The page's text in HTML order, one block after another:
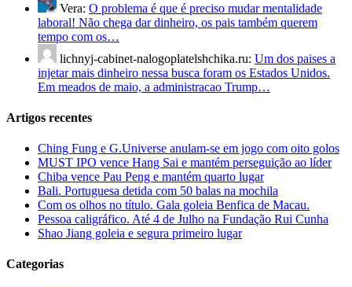
Vera: O problema é que é preciso mudar mentalidade
laboral! Não chega dar dinheiro, os pais também querem
tempo com os…
lichnyj-cabinet-nalogoplatelshchika.ru: Um dos paises a
injetar mais dinheiro nessa busca foram os Estados Unidos.
Em meados de maio, a administracao Trump…
Artigos recentes
Ching Fung e G.Universe anulam-se em jogo com oito golos
MUST IPO vence Hang Sai e mantém perseguição ao líder
Chiba vence Pau Peng e mantém quarto lugar
Bali. Portuguesa detida com 50 balas na mochila
Com os olhos no título. Gala goleia Benfica de Macau.
Pessoa caligráfico. Até 4 de Julho na Fundação Rui Cunha
Shao Jiang goleia e segura primeiro lugar
Categorias